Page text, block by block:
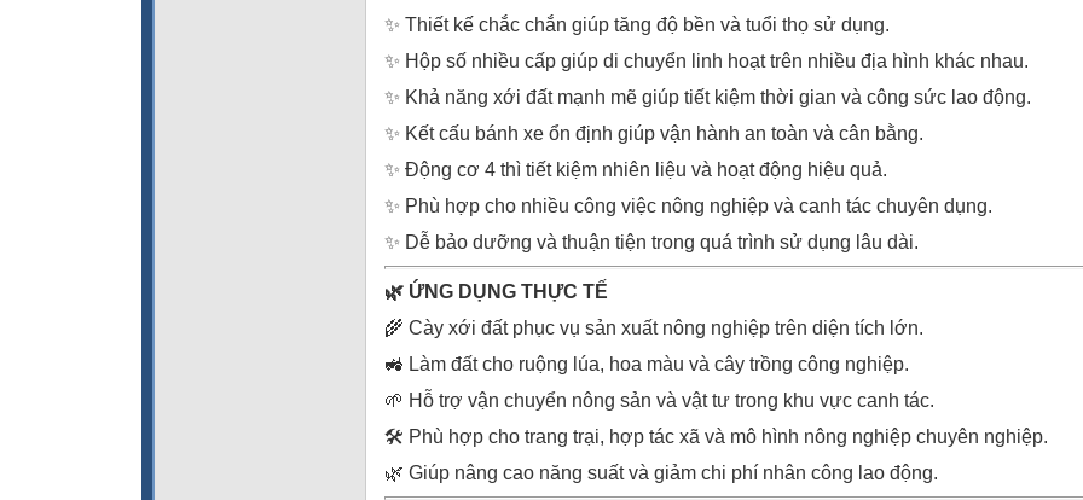
✨ Thiết kế chắc chắn giúp tăng độ bền và tuổi thọ sử dụng.
✨ Hộp số nhiều cấp giúp di chuyển linh hoạt trên nhiều địa hình khác nhau.
✨ Khả năng xới đất mạnh mẽ giúp tiết kiệm thời gian và công sức lao động.
✨ Kết cấu bánh xe ổn định giúp vận hành an toàn và cân bằng.
✨ Động cơ 4 thì tiết kiệm nhiên liệu và hoạt động hiệu quả.
✨ Phù hợp cho nhiều công việc nông nghiệp và canh tác chuyên dụng.
✨ Dễ bảo dưỡng và thuận tiện trong quá trình sử dụng lâu dài.
🌿 ỨNG DỤNG THỰC TẾ
🌾 Cày xới đất phục vụ sản xuất nông nghiệp trên diện tích lớn.
🚜 Làm đất cho ruộng lúa, hoa màu và cây trồng công nghiệp.
🌱 Hỗ trợ vận chuyển nông sản và vật tư trong khu vực canh tác.
🛠️ Phù hợp cho trang trại, hợp tác xã và mô hình nông nghiệp chuyên nghiệp.
🌿 Giúp nâng cao năng suất và giảm chi phí nhân công lao động.